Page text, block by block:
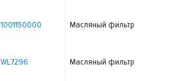
1001150000 Масляный фильтр
WL7296 Масляный фильтр